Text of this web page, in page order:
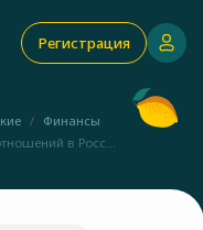
Регистрация
Финансы
в Росс...